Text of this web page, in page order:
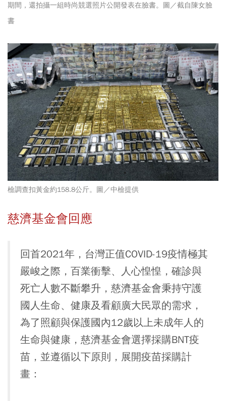
期間，還拍攝一組時尚競選照片公開發表在臉書。圖／截自陳女臉
書
檢調查扣黃金約158.8公斤。圖／中檢提供
慈濟基金會回應
回首2021年，台灣正值COVID-19疫情極其
嚴峻之際，百業衝擊、人心惶惶，確診與
死亡人數不斷攀升，慈濟基金會秉持守護
國人生命、健康及看顧廣大民眾的需求，
為了照顧與保護國內12歲以上未成年人的
生命與健康，慈濟基金會選擇採購BNT疫
苗，並遵循以下原則，展開疫苗採購計
畫：